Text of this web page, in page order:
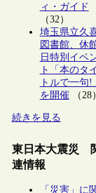
ィ・ガイド
（32）
埼玉県立久
図書館、休
日特別イベ
ト「本のタ
トルで一句!
を開催（28）
続きを見る
東日本大震災
連情報
「災害」に